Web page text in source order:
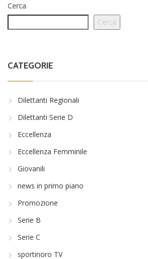
Cerca
Cerca
CATEGORIE
Dilettanti Regionali
Dilettanti Serie D
Eccellenza
Eccellenza Femminile
Giovanili
news in primo piano
Promozione
Serie B
Serie C
sportinoro TV